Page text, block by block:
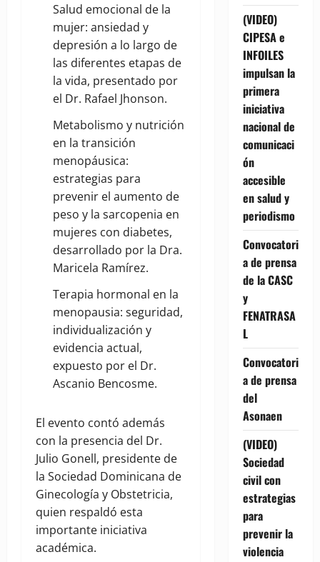
Salud emocional de la
mujer: ansiedad y
depresión a lo largo de
las diferentes etapas de
la vida, presentado por
el Dr. Rafael Jhonson.
Metabolismo y nutrición
en la transición
menopáusica:
estrategias para
prevenir el aumento de
peso y la sarcopenia en
mujeres con diabetes,
desarrollado por la Dra.
Maricela Ramírez.
Terapia hormonal en la
menopausia: seguridad,
individualización y
evidencia actual,
expuesto por el Dr.
Ascanio Bencosme.
El evento contó además
con la presencia del Dr.
Julio Gonell, presidente de
la Sociedad Dominicana de
Ginecología y Obstetricia,
quien respaldó esta
importante iniciativa
académica.
(VIDEO)
CIPESA e
INFOILES
impulsan la
primera
iniciativa
nacional de
comunicaci
ón
accesible
en salud y
periodismo
Convocatori
a de prensa
de la CASC
y
FENATRASA
L
Convocatori
a de prensa
del
Asonaen
(VIDEO)
Sociedad
civil con
estrategias
para
prevenir la
violencia